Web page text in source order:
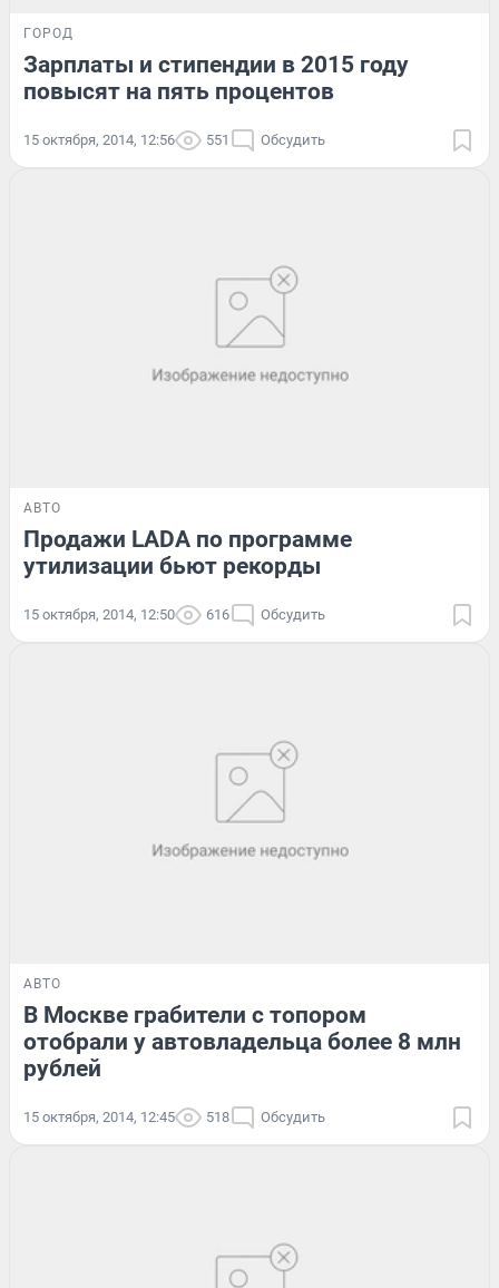
ГОРОД
Зарплаты и стипендии в 2015 году
повысят на пять процентов
15 октября, 2014, 12:56 551 Обсудить
АВТО
Продажи LADA по программе
утилизации бьют рекорды
15 октября, 2014, 12:50 616 Обсудить
АВТО
В Москве грабители с топором
отобрали у автовладельца более 8 млн
рублей
15 октября, 2014, 12:45 518 Обсудить